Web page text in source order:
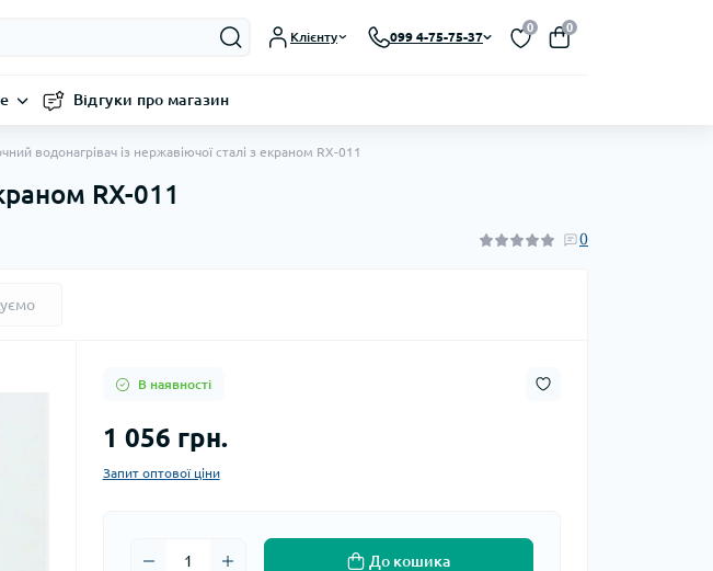
Клієнту 099 4-75-75-37
0 0
Відгуки про магазин
водонагрівач із нержавіючої сталі з екраном RX-011
RX-011
0
В наявності
1 056 грн.
Запит оптової ціни
До кошика